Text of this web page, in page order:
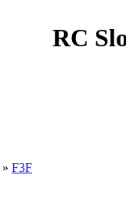
RC
» F3F